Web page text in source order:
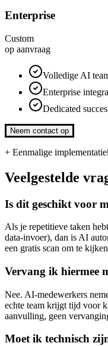
Enterprise
Custom
op aanvraag
Volledige AI
Enterprise
Dedicated
Neem contact op
+ Eenmalige
Veelgestelde
Is dit geschikt voor
Als je repetitieve taken
data-invoer), dan is AI
een gratis scan om te
Vervang ik hiermee
Nee. AI-medewerkers
echte team krijgt tijd voor
aanvulling, geen
Moet ik technisch